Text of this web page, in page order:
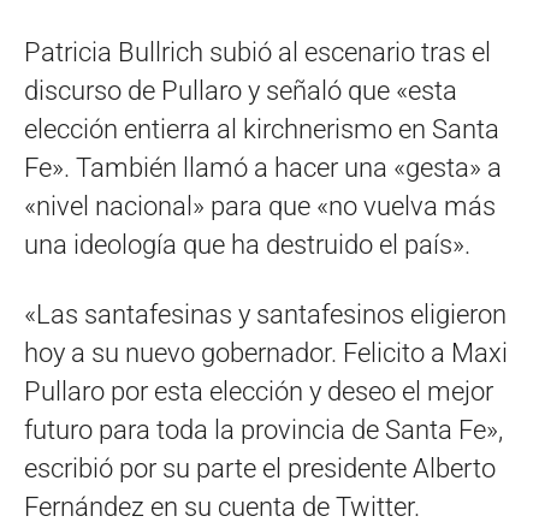
Patricia Bullrich subió al escenario tras el
discurso de Pullaro y señaló que «esta
elección entierra al kirchnerismo en Santa
Fe». También llamó a hacer una «gesta» a
«nivel nacional» para que «no vuelva más
una ideología que ha destruido el país».
«Las santafesinas y santafesinos eligieron
hoy a su nuevo gobernador. Felicito a Maxi
Pullaro por esta elección y deseo el mejor
futuro para toda la provincia de Santa Fe»,
escribió por su parte el presidente Alberto
Fernández en su cuenta de Twitter.